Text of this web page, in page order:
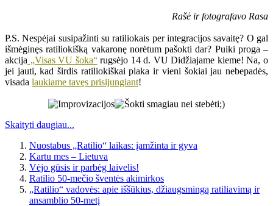
Rašė ir fotografavo Rasa
P.S. Nespėjai susipažinti su ratiliokais per integracijos savaitę? O gal
išmėginęs ratiliokišką vakaronę norėtum pašokti dar? Puiki proga –
akcija „Visas VU šoka“rugsėjo 14 d. VU Didžiajame kieme! Na, o
jei jauti, kad širdis ratiliokiškai plaka ir vieni šokiai jau nebepadės,
visada laukiame tavęs prisijungiant!
Skaityti daugiau...
Nuostabus „Ratilio“ laikas: įamžinta ir gyva
Kartu mes – Lietuva
Vėjo gūsis ir parbėg laivelis!
Ratilio 50-mečio šventės akimirkos
„Ratilio“ vadovės: apie iššūkius, džiaugsmingą ratiliavimą ir
ansamblio 50-metį